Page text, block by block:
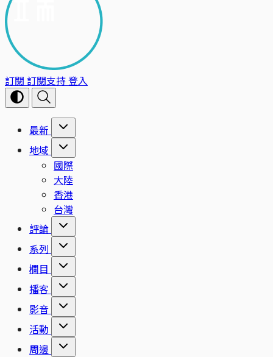
訂閱 訂閱支持登入
最新
地域
國際
大陸
香港
台灣
評論
系列
欄目
播客
影音
活動
周邊